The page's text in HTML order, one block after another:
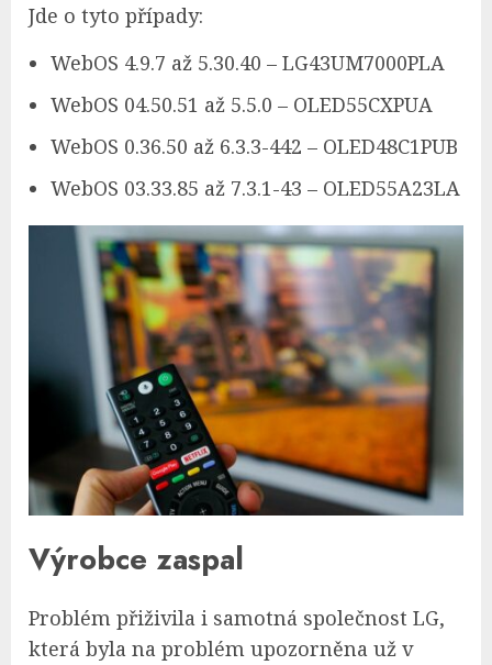
Jde o tyto případy:
WebOS 4.9.7 až 5.30.40 – LG43UM7000PLA
WebOS 04.50.51 až 5.5.0 – OLED55CXPUA
WebOS 0.36.50 až 6.3.3-442 – OLED48C1PUB
WebOS 03.33.85 až 7.3.1-43 – OLED55A23LA
Výrobce zaspal
Problém přiživila i samotná společnost LG,
která byla na problém upozorněna už v